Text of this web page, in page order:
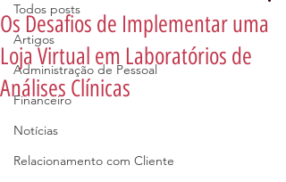
Todos posts
Artigos
Administração de Pessoal
Financeiro
Notícias
Relacionamento com Cliente
Os Desafios de Implementar uma
Loja Virtual em Laboratórios de
Análises Clínicas